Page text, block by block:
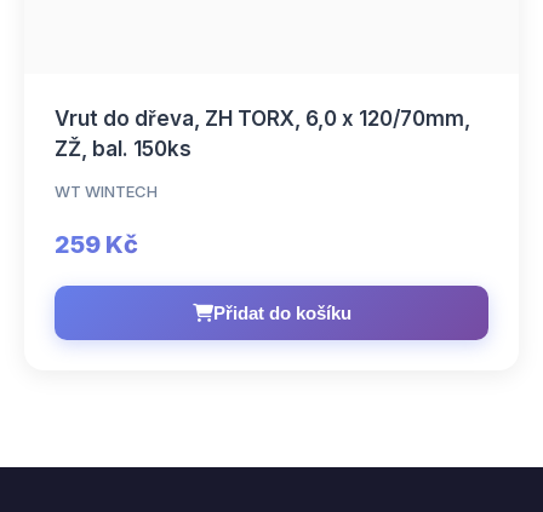
Vrut do dřeva, ZH TORX, 6,0 x 120/70mm,
ZŽ, bal. 150ks
WT WINTECH
259 Kč
Přidat do košíku